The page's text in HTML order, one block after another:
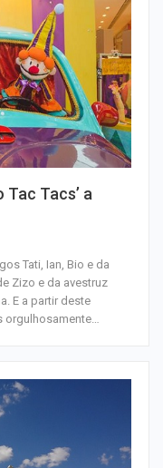
Tacs’ a
Tati, Ian, Bio e da
Zizo e da avestruz
E a partir deste
orgulhosamente…